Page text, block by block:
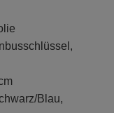
Blau,